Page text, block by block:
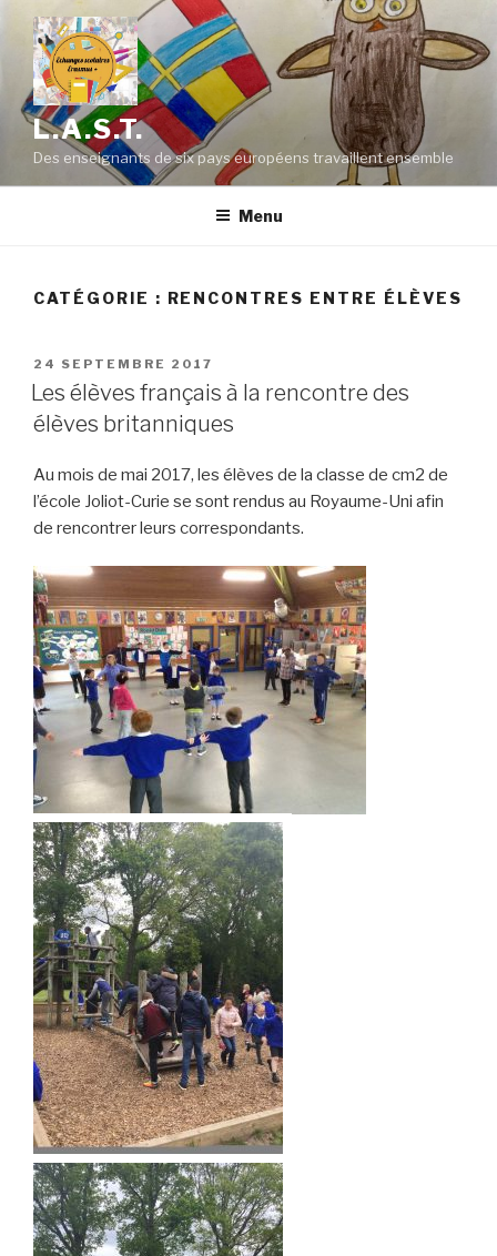
Aller
contenu
principal
L.A.S.T.
Des enseignants de six pays européens travaillent ensemble
Menu
CATÉGORIE : RENCONTRES ENTRE ÉLÈVES
PUBLIÉ
LE
24 SEPTEMBRE 2017
Les élèves français à la rencontre des
élèves britanniques
Au mois de mai 2017, les élèves de la classe de cm2 de
l’école Joliot-Curie se sont rendus au Royaume-Uni afin
de rencontrer leurs correspondants.